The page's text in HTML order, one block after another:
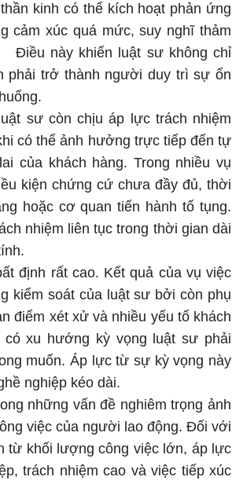
kinh có thể kích hoạt phản ứng
cảm xúc quá mức, suy nghĩ thảm
Điều này khiến luật sư không chỉ
phải trở thành người duy trì sự ổn
sư còn chịu áp lực trách nhiệm
có thể ảnh hưởng trực tiếp đến tự
của khách hàng. Trong nhiều vụ
kiện chứng cứ chưa đầy đủ, thời
hoặc cơ quan tiến hành tố tụng.
nhiệm liên tục trong thời gian dài
định rất cao. Kết quả của vụ việc
kiểm soát của luật sư bởi còn phụ
điểm xét xử và nhiều yếu tố khách
có xu hướng kỳ vọng luật sư phải
muốn. Áp lực từ sự kỳ vọng này
nghiệp kéo dài.
những vấn đề nghiêm trọng ảnh
việc của người lao động. Đối với
từ khối lượng công việc lớn, áp lực
trách nhiệm cao và việc tiếp xúc